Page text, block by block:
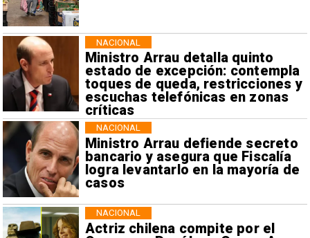
Ministro Arrau detalla quinto
estado de excepción: contempla
toques de queda, restricciones y
escuchas telefónicas en zonas
críticas
NACIONAL
Ministro Arrau defiende secreto
bancario y asegura que Fiscalía
logra levantarlo en la mayoría de
casos
NACIONAL
Actriz chilena compite por el
NACIONAL